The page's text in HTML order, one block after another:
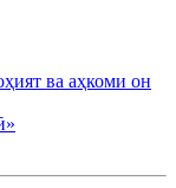
ва аҳкоми он